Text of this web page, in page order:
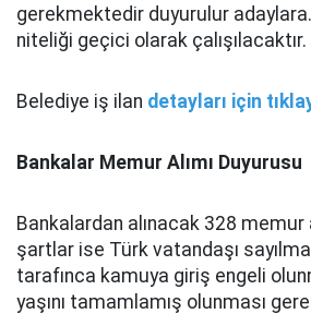
gerekmektedir duyurulur
niteliği geçici olarak çalışılacaktır.
Belediye iş ilan detayları için
Bankalar Memur Alımı Duyurusu
Bankalardan alınacak 328 memur
şartlar ise Türk vatandaşı
tarafınca kamuya giriş engeli
yaşını tamamlamış olunması